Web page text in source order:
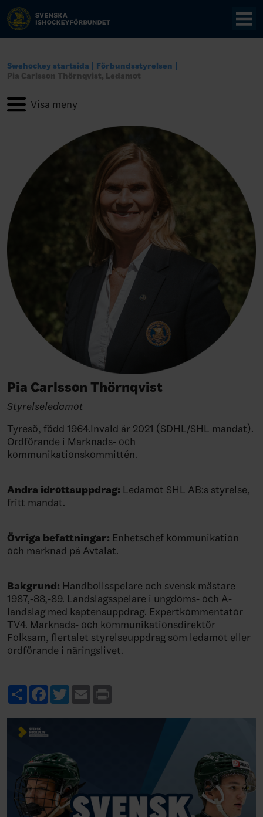
Swehockey startsida
Förbundsstyrelsen
Pia Carlsson Thörnqvist, Ledamot
Pia Carlsson Thörnqvist
Styrelseledamot
Tyresö, född 1964.Invald år 2021 (SDHL/SHL mandat).
Ordförande i Marknads- och
kommunikationskommittén.
Andra idrottsuppdrag: Ledamot SHL AB:s styrelse,
fritt mandat.
Övriga befattningar: Enhetschef kommunikation
och marknad på Avtalat.
Bakgrund: Handbollsspelare och svensk mästare
1987,-88,-89. Landslagsspelare i ungdoms- och A-
landslag med kaptensuppdrag. Expertkommentator
TV4. Marknads- och kommunikationsdirektör
Folksam, flertalet styrelseuppdrag som ledamot eller
ordförande i näringslivet.
ShareFacebook
TwitterEmail